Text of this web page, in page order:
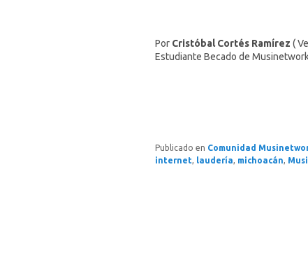
Por Cristóbal Cortés Ramírez (
Estudiante Becado de
Publicado en Comunidad
internet, laudería, michoacán,